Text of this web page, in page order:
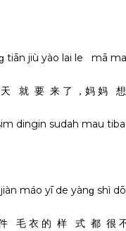
tiān jiù yào lai le mā
就 要 来 了 ，妈 妈
dingin sudah mau
máo yī de yànɡ shì
毛 衣 的 样 式 都 很